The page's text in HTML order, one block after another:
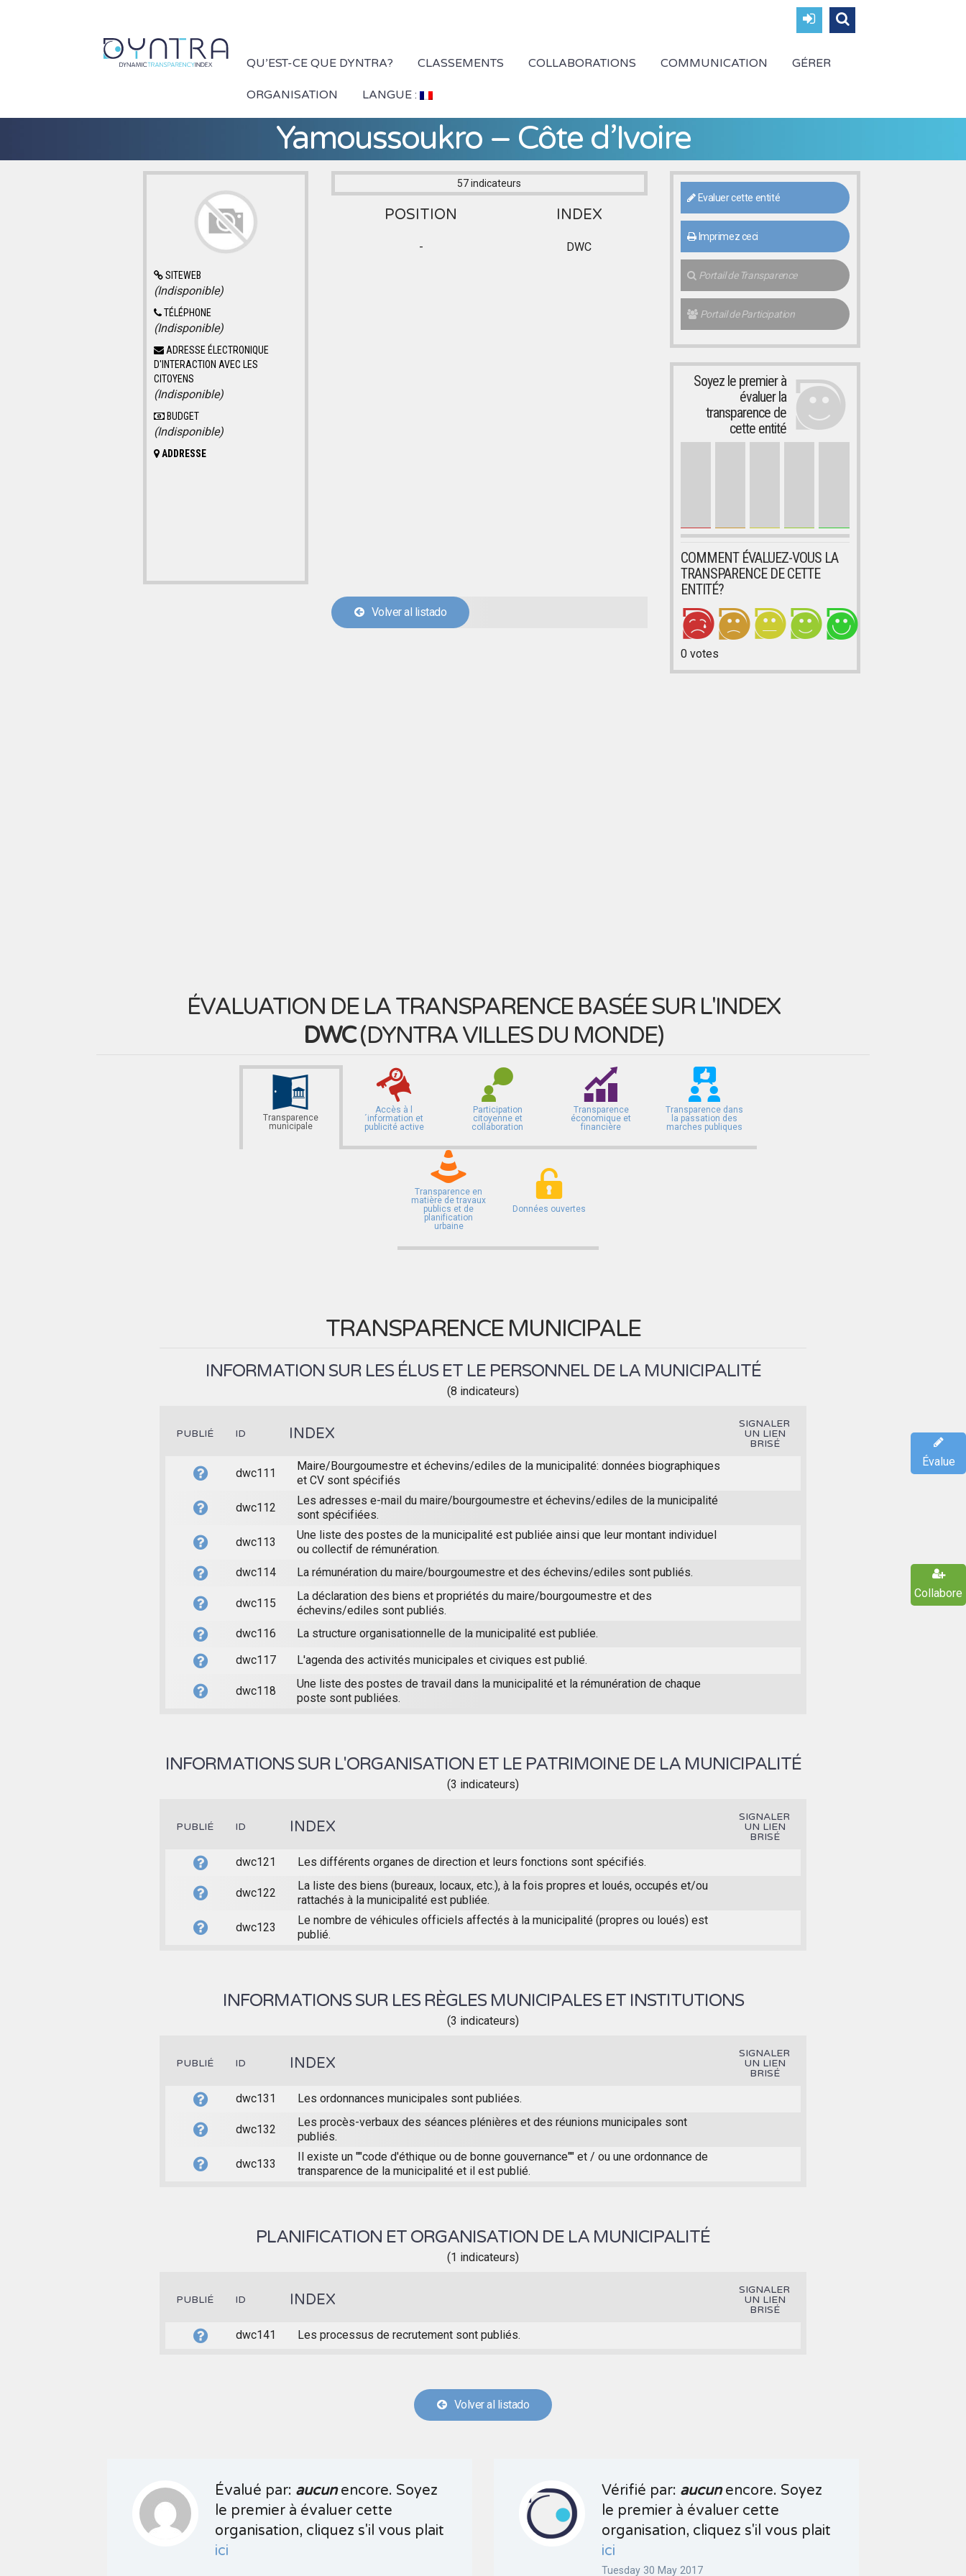
QU’EST-CE QUE DYNTRA? CLASSEMENTS COLLABORATIONS COMMUNICATION GÉRER
ORGANISATION LANGUE :
Yamoussoukro – Côte d’Ivoire
SITEWEB
(Indisponible)
TÉLÉPHONE
(Indisponible)
ADRESSE ÉLECTRONIQUE
D'INTERACTION AVEC LES
CITOYENS
(Indisponible)
BUDGET
(Indisponible)
ADDRESSE
57 indicateurs
POSITION INDEX
- DWC
Volver al listado
Evaluer cette entité
Imprimez ceci
Portail de Transparence
Portail de Participation
Soyez le premier à
évaluer la
transparence de
cette entité
COMMENT ÉVALUEZ-VOUS LA
TRANSPARENCE DE CETTE
ENTITÉ?
0votes
ÉVALUATION DE LA TRANSPARENCE BASÉE SUR L'INDEX
DWC(DYNTRA VILLES DU MONDE)
Transparence
municipale
Accès à l
´information et
publicité active
Participation
citoyenne et
collaboration
Transparence
économique et
financière
Transparence dans
la passation des
marches publiques
Transparence en
matière de travaux
publics et de
planification
urbaine
Données ouvertes
TRANSPARENCE MUNICIPALE
INFORMATION SUR LES ÉLUS ET LE PERSONNEL DE LA MUNICIPALITÉ
(8 indicateurs)
PUBLIÉ ID INDEX
SIGNALER
UN LIEN
BRISÉ
dwc111
Maire/Bourgoumestre et échevins/ediles de la municipalité: données biographiques
et CV sont spécifiés
dwc112
Les adresses e-mail du maire/bourgoumestre et échevins/ediles de la municipalité
sont spécifiées.
dwc113
Une liste des postes de la municipalité est publiée ainsi que leur montant individuel
ou collectif de rémunération.
dwc114
La rémunération du maire/bourgoumestre et des échevins/ediles sont publiés.
dwc115
La déclaration des biens et propriétés du maire/bourgoumestre et des
échevins/ediles sont publiés.
dwc116
La structure organisationnelle de la municipalité est publiée.
dwc117
L'agenda des activités municipales et civiques est publié.
dwc118
Une liste des postes de travail dans la municipalité et la rémunération de chaque
poste sont publiées.
INFORMATIONS SUR L'ORGANISATION ET LE PATRIMOINE DE LA MUNICIPALITÉ
(3 indicateurs)
PUBLIÉ ID INDEX
SIGNALER
UN LIEN
BRISÉ
dwc121 Les différents organes de direction et leurs fonctions sont spécifiés.
dwc122
La liste des biens (bureaux, locaux, etc.), à la fois propres et loués, occupés et/ou
rattachés à la municipalité est publiée.
dwc123
Le nombre de véhicules officiels affectés à la municipalité (propres ou loués) est
publié.
INFORMATIONS SUR LES RÈGLES MUNICIPALES ET INSTITUTIONS
(3 indicateurs)
PUBLIÉ ID INDEX
SIGNALER
UN LIEN
BRISÉ
dwc131 Les ordonnances municipales sont publiées.
dwc132
Les procès-verbaux des séances plénières et des réunions municipales sont
publiés.
dwc133
Il existe un ""code d'éthique ou de bonne gouvernance"" et / ou une ordonnance de
transparence de la municipalité et il est publié.
PLANIFICATION ET ORGANISATION DE LA MUNICIPALITÉ
(1 indicateurs)
PUBLIÉ ID INDEX
SIGNALER
UN LIEN
BRISÉ
dwc141 Les processus de recrutement sont publiés.
Volver al listado
Évalué par: aucunencore. Soyez
le premier à évaluer cette
organisation, cliquez s'il vous plait
ici
Vérifié par: aucunencore. Soyez
le premier à évaluer cette
organisation, cliquez s'il vous plait
ici
Tuesday 30 May 2017
Évalue
Collabore